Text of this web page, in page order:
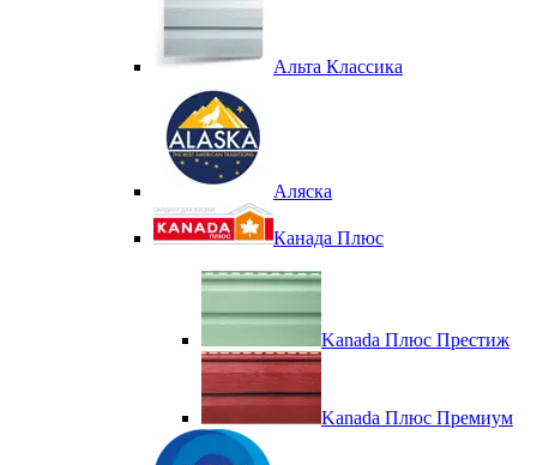
Альта Классика
Аляска
Канада Плюс
Kanada Плюс Престиж
Kanada Плюс Премиум